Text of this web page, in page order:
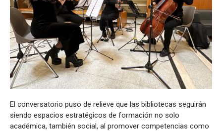
El conversatorio puso de relieve que las bibliotecas seguirán
siendo espacios estratégicos de formación no solo
académica, también social, al promover competencias como